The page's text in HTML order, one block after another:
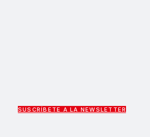
SUSCRÍBETE A LA NEWSLETTER